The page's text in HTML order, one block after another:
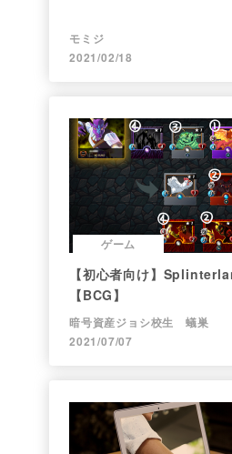
モミジ
2021/02/18
ゲーム
【初心者向け】
【BCG】
暗号資産ジョシ校生 蟻巣
2021/07/07